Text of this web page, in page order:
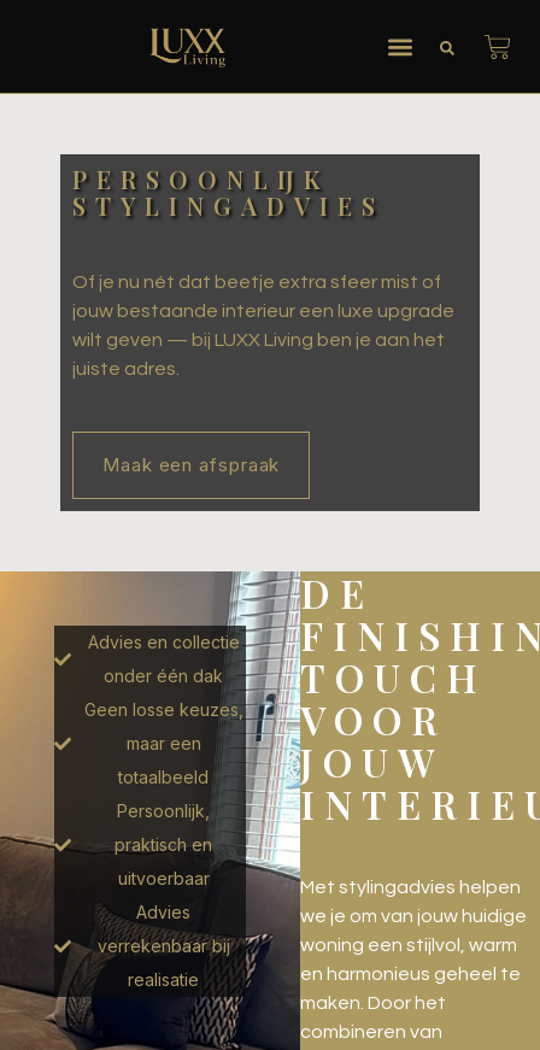
PERSOONLIJK
STYLINGADVIES
Of je nu nét dat beetje extra sfeer mist of
jouw bestaande interieur een luxe upgrade
wilt geven — bij LUXX Living ben je aan het
juiste adres.
Maak een afspraak
DE
TOUCH
VOOR
JOUW
Met stylingadvies helpen
we je om van jouw huidige
woning een stijlvol, warm
en harmonieus geheel te
maken. Door het
combineren van
Advies en collectie
onder één dak
Geen losse keuzes,
maar een
totaalbeeld
Persoonlijk,
praktisch en
uitvoerbaar
Advies
verrekenbaar bij
realisatie